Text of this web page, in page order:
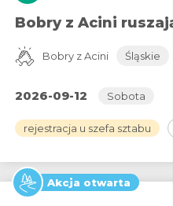
Bobry z Acini
Bobry z Acini Śląskie
2026-09-12 Sobota
rejestracja u szefa sztabu
Akcja otwarta